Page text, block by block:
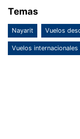
Temas
Nayarit Vuelos
Vuelos internacionales